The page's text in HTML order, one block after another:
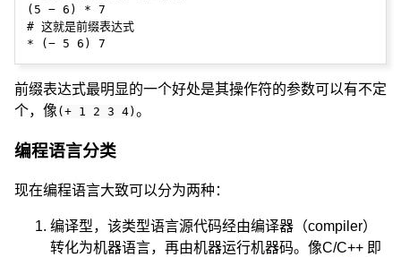
(5 − 6) * 7
# 这就是前缀表达式
前缀表达式最明显的一个好处是其操作符的参数可以有不定
个，像 (+ 1 2 3 4) 。
编程语言分类
现在编程语言大致可以分为两种：
编译型，该类型语言源代码经由编译器（compiler）
转化为机器语言，再由机器运行机器码。像C/C++ 即